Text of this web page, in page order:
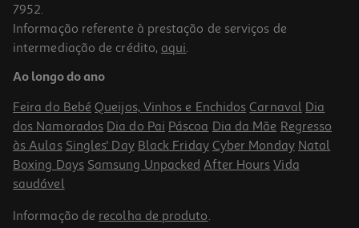
7952.
Informação referente à prestação de serviços de
intermediação de crédito, aqui.
Ao longo do ano
Feira do Bebé Queijos, Vinhos e Enchidos Carnaval Dia
dos Namorados Dia do Pai Páscoa Dia da Mãe Regresso
às Aulas Singles' Day Black Friday Cyber Monday Natal
Boxing Days Samsung Unpacked After Hours Vida
saudável
Informação de recolha de produto.